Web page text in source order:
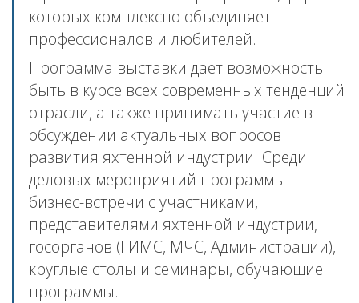
которых комплексно объединяет
профессионалов и любителей.
Программа выставки дает возможность
быть в курсе всех современных тенденций
отрасли, а также принимать участие в
обсуждении актуальных вопросов
развития яхтенной индустрии. Среди
деловых мероприятий программы –
бизнес-встречи с участниками,
представителями яхтенной индустрии,
госорганов (ГИМС, МЧС, Администрации),
круглые столы и семинары, обучающие
программы.